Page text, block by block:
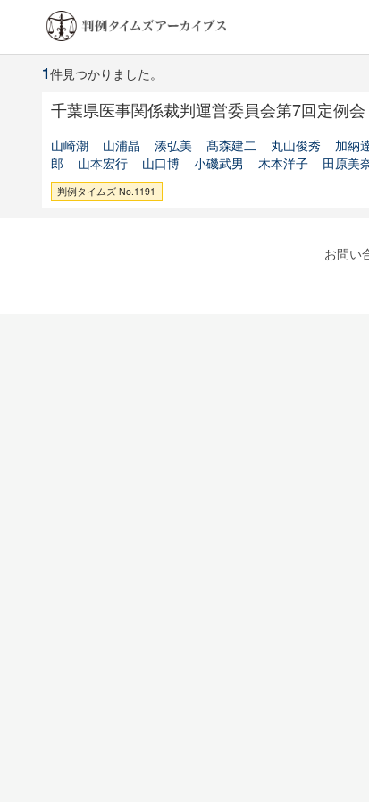
1件見つかりました。
千葉県医事関係裁判運営委員会第7回定例会
山崎潮
山浦晶 湊弘美 髙森建二 丸山俊秀 加納
郎
山本宏行 山口博 小磯武男 木本洋子 田原美
判例タイムズ No.1191
お問い